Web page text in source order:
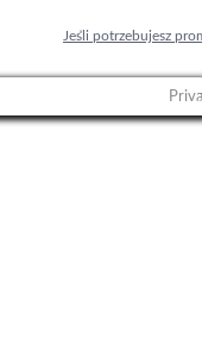
Jeśli potrzebujesz